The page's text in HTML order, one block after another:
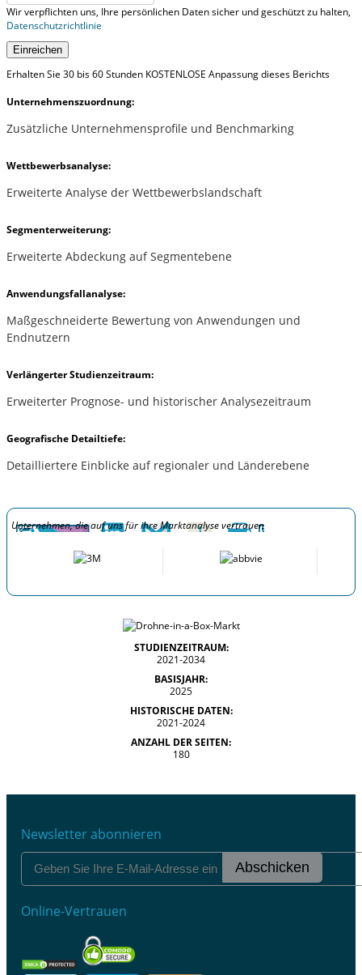
Wir verpflichten uns, Ihre persönlichen Daten sicher und geschützt zu halten,
Datenschutzrichtlinie
Einreichen
Erhalten Sie 30 bis 60 Stunden KOSTENLOSE Anpassung dieses Berichts
Unternehmenszuordnung:
Zusätzliche Unternehmensprofile und Benchmarking
Wettbewerbsanalyse:
Erweiterte Analyse der Wettbewerbslandschaft
Segmenterweiterung:
Erweiterte Abdeckung auf Segmentebene
Anwendungsfallanalyse:
Maßgeschneiderte Bewertung von Anwendungen und
Endnutzern
Verlängerter Studienzeitraum:
Erweiterter Prognose- und historischer Analysezeitraum
Geografische Detailtiefe:
Detailliertere Einblicke auf regionaler und Länderebene
Unternehmen, die auf uns für ihre Marktanalyse vertrauen
STUDIENZEITRAUM:
2021-2034
BASISJAHR:
2025
HISTORISCHE DATEN:
2021-2024
ANZAHL DER SEITEN:
180
Newsletter abonnieren
Abschicken
Online-Vertrauen